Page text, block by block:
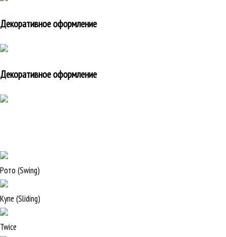
Декоративное оформление
Декоративное оформление
Рото (Swing)
Купе (Sliding)
Twice